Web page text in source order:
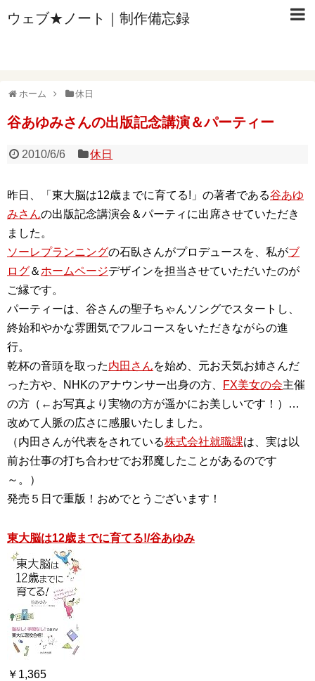
ウェブ★ノート｜制作備忘録
ホーム 休日
谷あゆみさんの出版記念講演＆パーティー
2010/6/6 休日
昨日、「東大脳は12歳までに育てる!」の著者である谷あゆ
みさんの出版記念講演会＆パーティに出席させていただき
ました。
ソーレプランニングの石臥さんがプロデュースを、私がブ
ログ＆ ホームページデザインを担当させていただいたのが
ご縁です。
パーティーは、谷さんの聖子ちゃんソングでスタートし、
終始和やかな雰囲気でフルコースをいただきながらの進
行。
乾杯の音頭を取った内田さんを始め、元お天気お姉さんだ
った方や、NHKのアナウンサー出身の方、
FX美女の会主催
の方（←お写真より実物の方が遥かにお美しいです！）…
改めて人脈の広さに感服いたしました。
（内田さんが代表をされている株式会社就職課は、実は以
前お仕事の打ち合わせでお邪魔したことがあるのです
～。）
発売５日で重版！おめでとうございます！
東大脳は12歳までに育てる!/谷あゆみ
￥1,365